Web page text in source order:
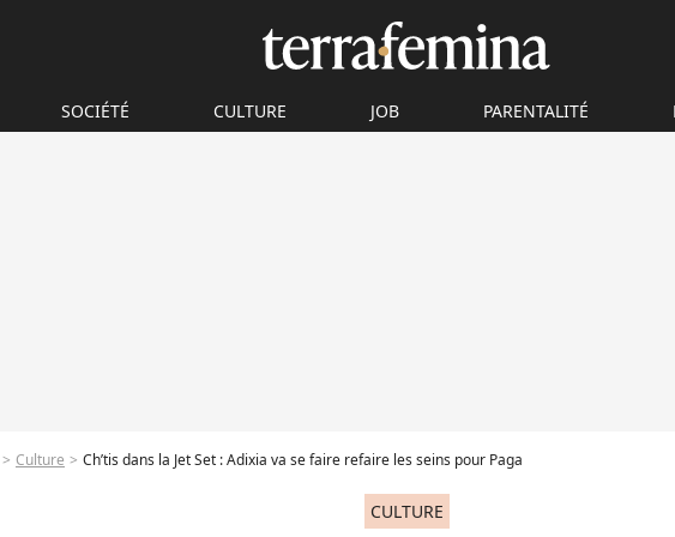
SOCIÉTÉ CULTURE JOB PARENTALITÉ
Culture Ch’tis dans la Jet Set : Adixia va se faire refaire les seins pour Paga
CULTURE